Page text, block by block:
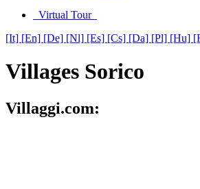
Virtual Tour
[It] [En] [De] [Nl] [Es] [Cs] [Da] [Pl] [Hu]
Villages Sorico
Villaggi.com: